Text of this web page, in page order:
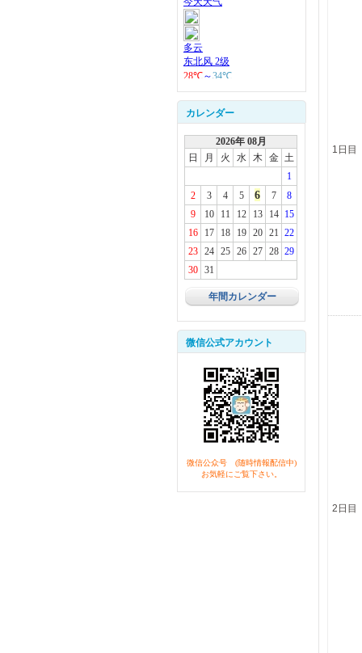
カレンダー
2026年 08月
日
月 火 水 木 金 土
1
2
3 4 5 6 7
8
9
10 11 12 13 14
15
16
17 18 19 20 21 22
23
24 25 26 27 28 29
30
31
年間カレンダー
微信公式アカウント
微信公众号 (随時情報配信中)
お気軽にご覧下さい。
1日目
2日目